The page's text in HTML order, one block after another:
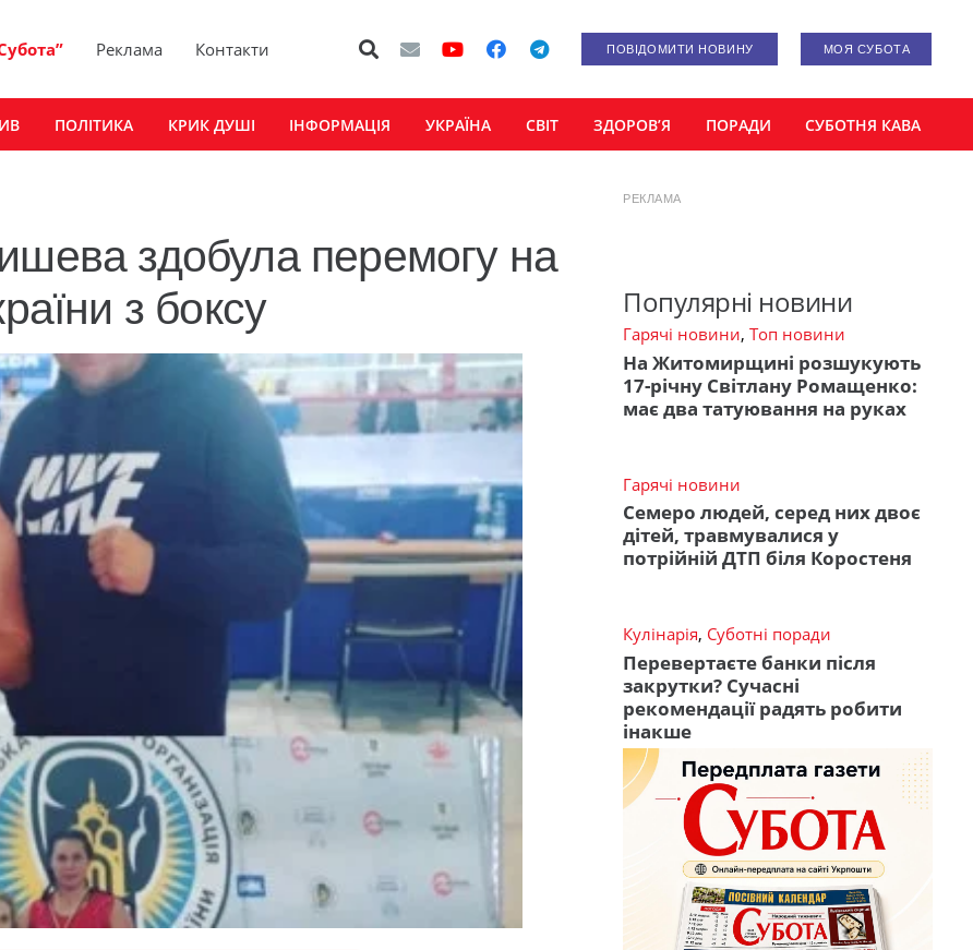
Реклама Контакти ПОВІДОМИТИ НОВИНУ МОЯ СУБОТА
ПОЛІТИКА КРИК ДУШІ ІНФОРМАЦІЯ УКРАЇНА СВІТ ЗДОРОВ’Я ПОРАДИ СУБОТНЯ КАВА
здобула перемогу на
з боксу
РЕКЛАМА
Популярні новини
Гарячі новини, Топ новини
На Житомирщині розшукують
17-річну Світлану Ромащенко:
має два татуювання на руках
Гарячі новини
Семеро людей, серед них двоє
дітей, травмувалися у
потрійній ДТП біля Коростеня
Кулінарія, Суботні поради
Перевертаєте банки після
закрутки? Сучасні
рекомендації радять робити
інакше